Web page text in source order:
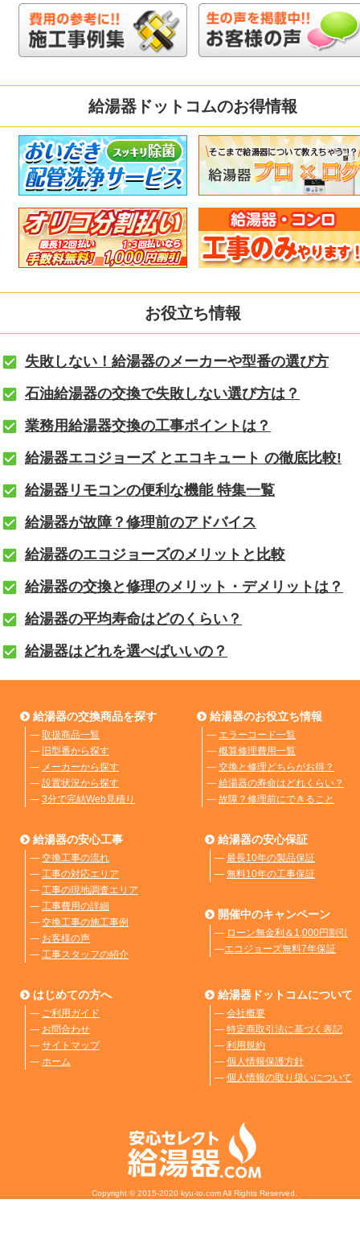
給湯器ドットコムのお得情報
お役立ち情報
失敗しない！給湯器のメーカーや型番の選び方
石油給湯器の交換で失敗しない選び方は？
業務用給湯器交換の工事ポイントは？
給湯器エコジョーズ とエコキュート の徹底比較!
給湯器リモコンの便利な機能 特集一覧
給湯器が故障？修理前のアドバイス
給湯器のエコジョーズのメリットと比較
給湯器の交換と修理のメリット・デメリットは？
給湯器の平均寿命はどのくらい？
給湯器はどれを選べばいいの？
給湯器の交換商品を探す
― 取扱商品一覧
― 旧型番から探す
― メーカーから探す
― 設置状況から探す
― 3分で完結Web見積り
給湯器のお役立ち情報
― エラーコード一覧
― 概算修理費用一覧
― 交換と修理どちらがお得？
― 給湯器の寿命はどれくらい？
― 故障？修理前にできること
給湯器の安心工事
― 交換工事の流れ
― 工事の対応エリア
― 工事の現地調査エリア
― 工事費用の詳細
― 交換工事の施工事例
― お客様の声
― 工事スタッフの紹介
給湯器の安心保証
― 最長10年の製品保証
― 無料10年の工事保証
開催中のキャンペーン
― ローン無金利＆1,000円割引
―エコジョーズ無料7年保証
はじめての方へ
― ご利用ガイド
― お問合わせ
― サイトマップ
― ホーム
給湯器ドットコムについて
― 会社概要
― 特定商取引法に基づく表記
― 利用規約
― 個人情報保護方針
― 個人情報の取り扱いについて
Copyright © 2015-2020 kyu-to.com All Rights Reserved.